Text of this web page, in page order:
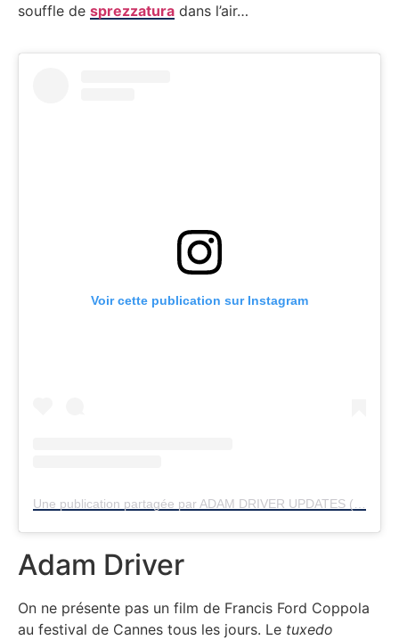
souffle de sprezzatura dans l’air…
Adam Driver
On ne présente pas un film de Francis Ford Coppola
au festival de Cannes tous les jours. Le tuxedo
Voir cette publication sur Instagram